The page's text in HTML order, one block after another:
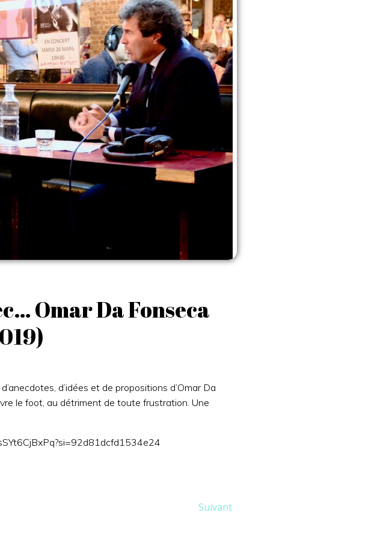
Omar Da Fonseca
d’idées et de propositions d’Omar Da
le foot, au détriment de toute frustration. Une
Suivant